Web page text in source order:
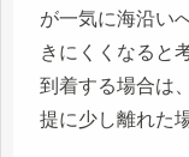
が一気に海沿い
きにくくなると
到着する場合は
提に少し離れた